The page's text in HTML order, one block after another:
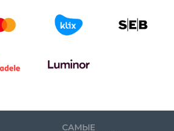
САМЫЕ